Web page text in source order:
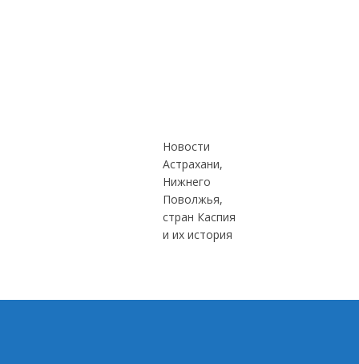
Новости
Астрахани,
Нижнего
Поволжья,
стран Каспия
и их история